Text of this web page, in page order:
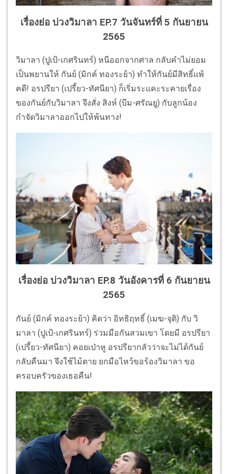
เรื่องย่อ บ่วงวิมาลา EP.7 วันจันทร์ที่ 5 กันยายน
2565
วิมาลา (ปูเป้-เกศรินทร์) หนีออกจากศาล กลับคำไม่ยอม
เป็นพยานให้ กันย์ (มิกค์ ทองระย้า) ทำให้กันย์มีสิทธิ์แพ้
คดี! อรปรียา (เปรี้ยว-ทัศนียา) ก็เริ่มระแคะระคายเรื่อง
ของกันย์กับวิมาลา จึงสั่ง สิงห์ (บีม-ศรัณยู) กับลูกน้อง
กำจัดวิมาลาออกไปให้พ้นทาง!
เรื่องย่อ บ่วงวิมาลา EP.8 วันอังคารที่ 6 กันยายน
2565
กันย์ (มิกค์ ทองระย้า) คิดว่า อิทธิฤทธิ์ (เมฆ-จุติ) กับ วิ
มาลา (ปูเป้-เกศรินทร์) ร่วมมือกันสวมเขา โดยมี อรปรียา
(เปรี้ยว-ทัศนียา) คอยเป่าหู อรปรียากลัวว่าจะไม่ได้กันย์
กลับคืนมา จึงใช้ไม้ตาย ยกมือไหว้ขอร้องวิมาลา ขอ
ครอบครัวของเธอคืน!